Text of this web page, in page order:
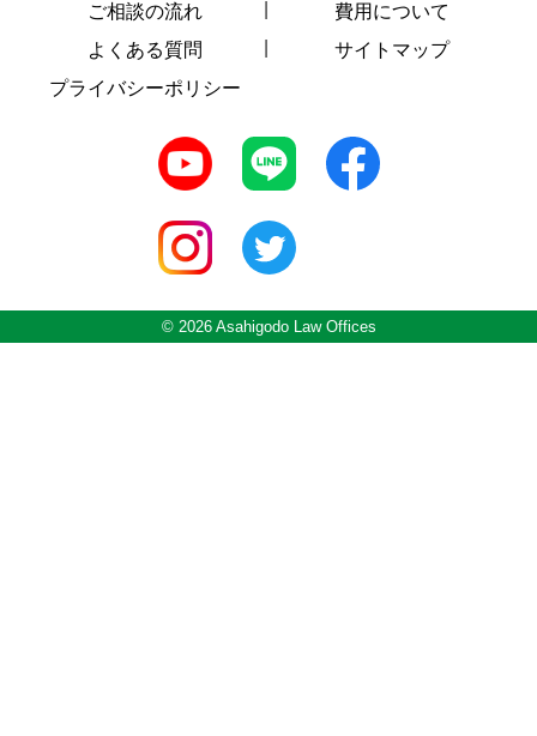
ご相談の流れ
費用について
よくある質問
サイトマップ
プライバシーポリシー
© 2026 Asahigodo Law Offices